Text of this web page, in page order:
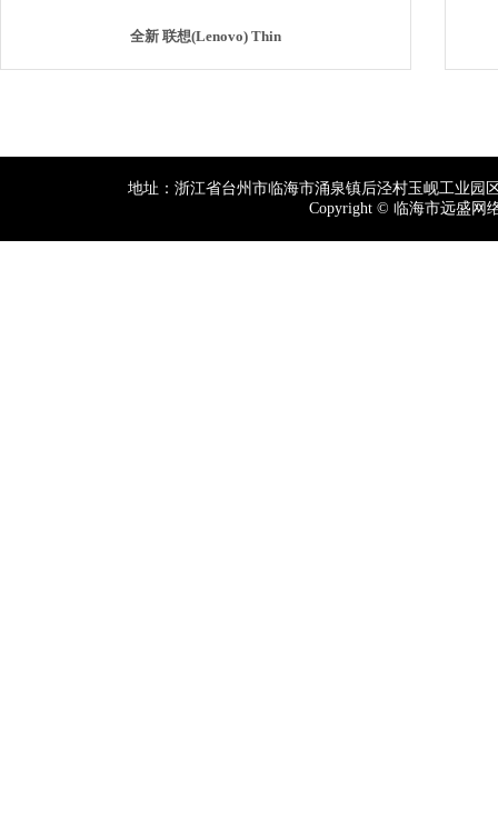
全新 联想(Lenovo) Thin
地址：浙江省台州市临海市涌泉镇后泾村玉岘工业园
Copyright © 临海市远盛网